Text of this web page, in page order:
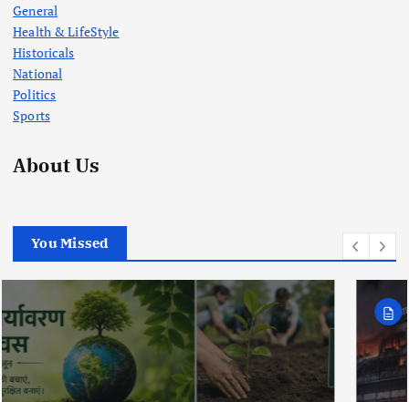
General
Health & LifeStyle
Historicals
National
Politics
Sports
About Us
You Missed